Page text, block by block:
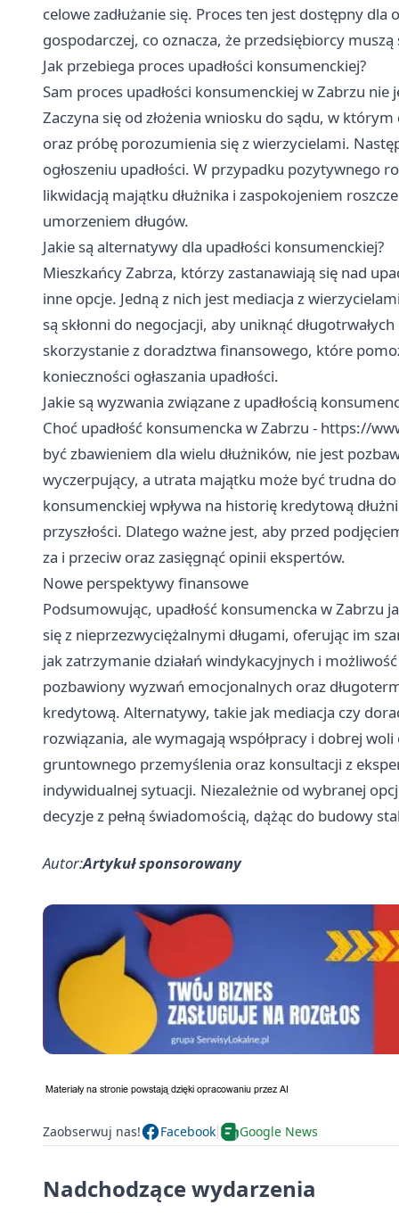
celowe zadłużanie się. Proces ten jest dostępny
gospodarczej, co oznacza, że przedsiębiorcy
Jak przebiega proces upadłości konsumenckiej?
Sam proces upadłości konsumenckiej w Zabrzu
Zaczyna się od złożenia wniosku do sądu, w
oraz próbę porozumienia się z wierzycielami.
ogłoszeniu upadłości. W przypadku pozytywnego
likwidacją majątku dłużnika i zaspokojeniem
umorzeniem długów.
Jakie są alternatywy dla upadłości konsumenckiej?
Mieszkańcy Zabrza, którzy zastanawiają się nad
inne opcje. Jedną z nich jest mediacja z
są skłonni do negocjacji, aby uniknąć
skorzystanie z doradztwa finansowego, które
konieczności ogłaszania upadłości.
Jakie są wyzwania związane z upadłością
Choć upadłość konsumencka w Zabrzu - https://
być zbawieniem dla wielu dłużników, nie jest
wyczerpujący, a utrata majątku może być trudna
konsumenckiej wpływa na historię kredytową
przyszłości. Dlatego ważne jest, aby przed
za i przeciw oraz zasięgnąć opinii ekspertów.
Nowe perspektywy finansowe
Podsumowując, upadłość konsumencka w Zabrzu
się z nieprzezwyciężalnymi długami, oferując im
jak zatrzymanie działań windykacyjnych i
pozbawiony wyzwań emocjonalnych oraz
kredytową. Alternatywy, takie jak mediacja czy
rozwiązania, ale wymagają współpracy i dobrej
gruntownego przemyślenia oraz konsultacji z
indywidualnej sytuacji. Niezależnie od wybranej
decyzje z pełną świadomością, dążąc do budowy
Autor:Artykuł sponsorowany
Zaobserwuj nas! Facebook Google News
Nadchodzące wydarzenia